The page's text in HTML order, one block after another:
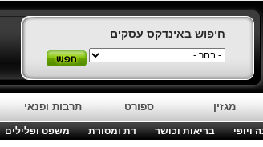
חיפוש באינדקס עסקים
מגזין ספורט תרבות ופנאי
ויופי בריאות וכושר דת ומסורת משפט ופלילים